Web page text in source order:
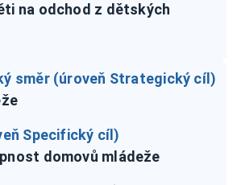
na odchod z dětských
směr (úroveň Strategický cíl)
Specifický cíl)
domovů mládeže